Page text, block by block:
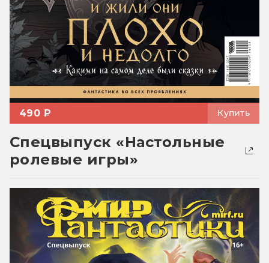
490 ₽ Купить
Спецвыпуск «Настольные
ролевые игры»